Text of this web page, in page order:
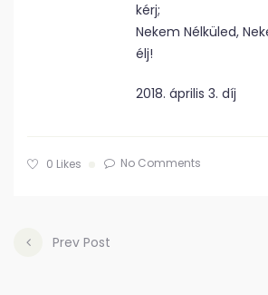
kérj;
Nekem Nélküled,
élj!
2018. április 3. díj
0 Likes No Comments
Prev Post